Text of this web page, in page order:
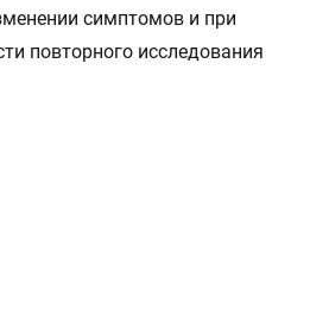
симптомов и при
повторного исследования